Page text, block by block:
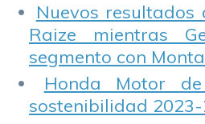
Nuevos resultados
Raize mientras
segmento con
Honda Motor
sostenibilidad 2023-